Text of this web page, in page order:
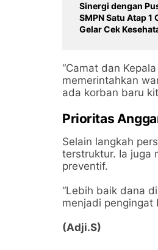
Sinergi dengan
SMPN Satu Atap 1
Gelar Cek
​“Camat dan
memerintahkan
ada korban baru
Prioritas
​Selain langkah
terstruktur. Ia juga
preventif.
​“Lebih baik dana
menjadi pengingat
(Adji.S)